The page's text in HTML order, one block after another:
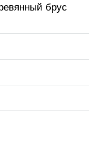
брус